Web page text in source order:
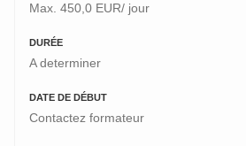
Max. 450,0 EUR/ jour
DURÉE
A determiner
DATE DE DÉBUT
Contactez formateur